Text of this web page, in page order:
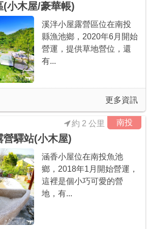
(小木屋/豪華帳)
溪泮小屋露營區位在南投
縣漁池鄉，2020年6月開始
營運，提供草地營位，還
有...
更多資訊
南投
營驛站(小木屋)
約 2 公里
涵香小屋位在南投魚池
鄉，2018年1月開始營運，
這裡是個小巧可愛的營
地，有...